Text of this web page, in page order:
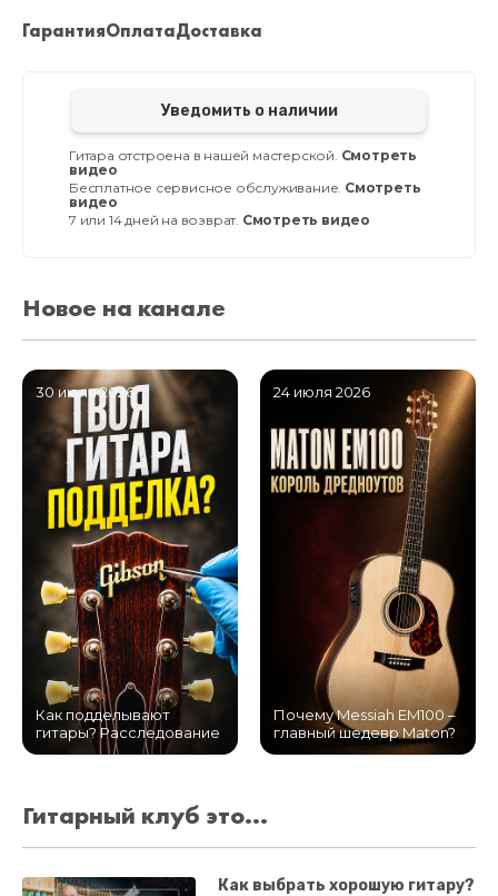
ГарантияОплатаДоставка
Уведомить о наличии
Гитара отстроена в нашей мастерской. Смотреть
видео
Бесплатное сервисное обслуживание. Смотреть
видео
7 или 14 дней на возврат. Смотреть видео
Новое на канале
30 июля 2026
Как подделывают
гитары? Расследование
24 июля 2026
Почему Messiah EM100 –
главный шедевр Maton?
Гитарный клуб это...
Как выбрать хорошую гитару?